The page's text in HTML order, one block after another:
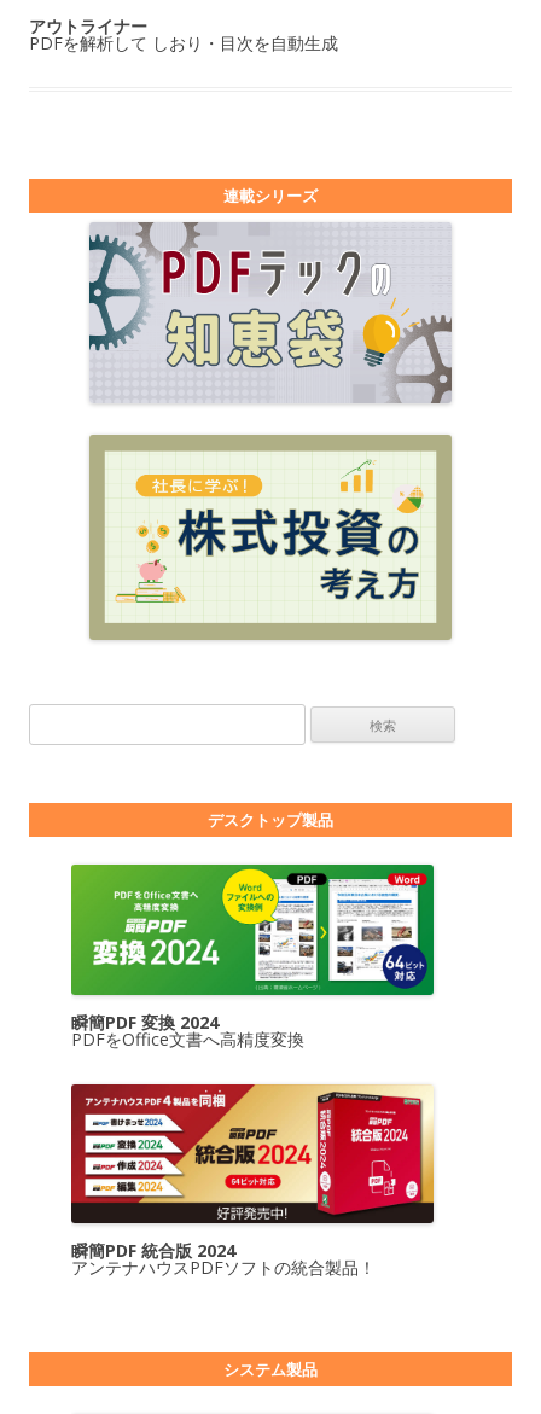
アウトライナー
PDFを解析して しおり・目次を自動生成
連載シリーズ
デスクトップ製品
瞬簡PDF 変換 2024
PDFをOffice文書へ高精度変換
瞬簡PDF 統合版 2024
アンテナハウスPDFソフトの統合製品！
システム製品